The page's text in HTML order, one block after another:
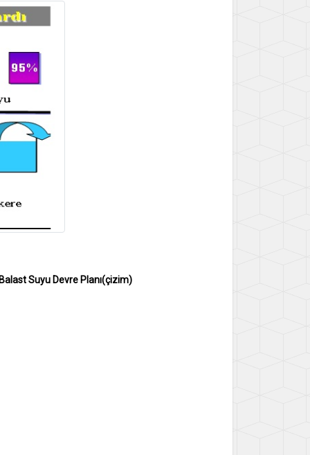
Suyu Devre Planı(çizim)